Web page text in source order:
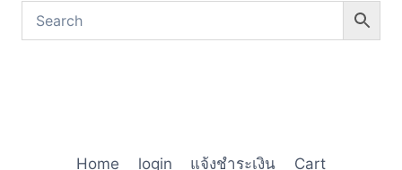
Home login แจ้งชำระเงิน Cart